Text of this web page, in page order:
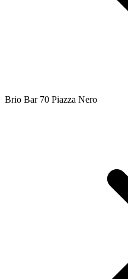
Brio Bar 70 Piazza Nero